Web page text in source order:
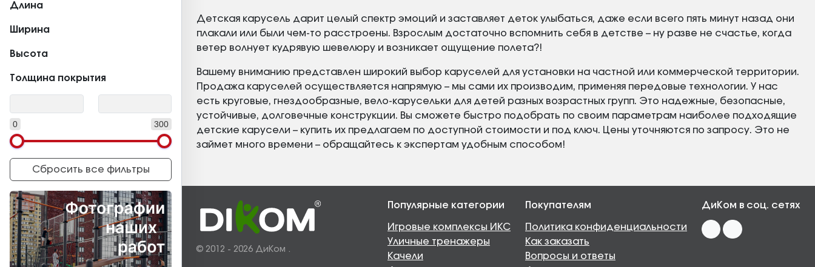
Длина
Ширина
Высота
Толщина покрытия
0 300
Сбросить все фильтры
Детская карусель дарит целый спектр эмоций и заставляет деток улыбаться, даже если всего пять минут назад они
плакали или были чем-то расстроены. Взрослым достаточно вспомнить себя в детстве – ну разве не счастье, когда
ветер волнует кудрявую шевелюру и возникает ощущение полета?!
Вашему вниманию представлен широкий выбор каруселей для установки на частной или коммерческой территории.
Продажа каруселей осуществляется напрямую – мы сами их производим, применяя передовые технологии. У нас
есть круговые, гнездообразные, вело-карусельки для детей разных возрастных групп. Это надежные, безопасные,
устойчивые, долговечные конструкции. Вы сможете быстро подобрать по своим параметрам наиболее подходящие
детские карусели – купить их предлагаем по доступной стоимости и под ключ. Цены уточняются по запросу. Это не
займет много времени – обращайтесь к экспертам удобным способом!
© 2012 - 2026 ДиКом .
Популярные категории
Игровые комплексы ИКС
Уличные тренажеры
Качели
Покупателям
Политика конфиденциальности
Как заказать
Вопросы и ответы
ДиКом в соц. сетях